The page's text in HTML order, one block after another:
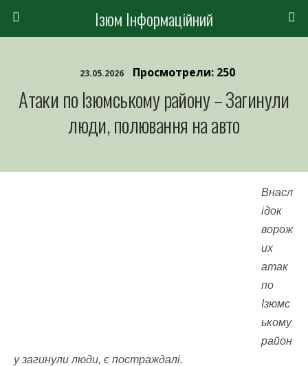
Ізюм Інформаційний
23.05.2026 Просмотрели: 250
Атаки по Ізюмському району – Загинули
люди, полювання на авто
Внасл
ідок
ворож
их
атак
по
Ізюмс
ькому
район
у загинули люди, є постраждалі.